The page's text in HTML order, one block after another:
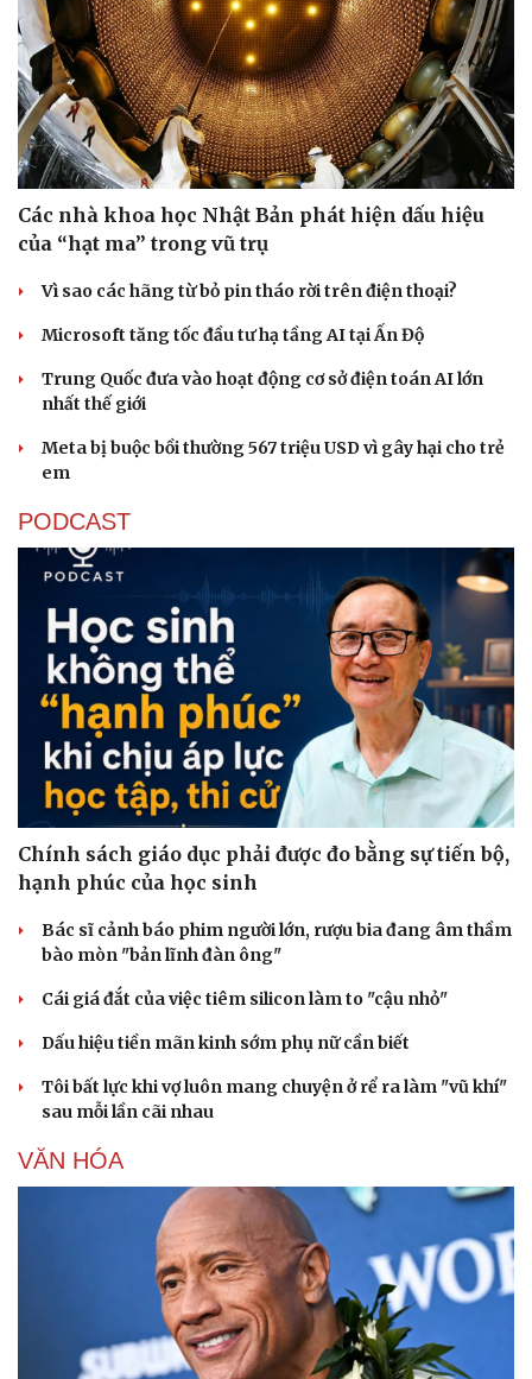
Văn hóa
Sân khấu - Điện ảnh
Văn học
Âm nhạc
Di sản
Giải trí
Nghệ sĩ
Thời trang
Sao Việt
Các nhà khoa học Nhật Bản phát hiện dấu hiệu
của “hạt ma” trong vũ trụ
Vì sao các hãng từ bỏ pin tháo rời trên điện thoại?
Microsoft tăng tốc đầu tư hạ tầng AI tại Ấn Độ
Trung Quốc đưa vào hoạt động cơ sở điện toán AI lớn
nhất thế giới
Meta bị buộc bồi thường 567 triệu USD vì gây hại cho trẻ
em
PODCAST
Chính sách giáo dục phải được đo bằng sự tiến bộ,
hạnh phúc của học sinh
Bác sĩ cảnh báo phim người lớn, rượu bia đang âm thầm
bào mòn "bản lĩnh đàn ông"
Cái giá đắt của việc tiêm silicon làm to "cậu nhỏ"
Dấu hiệu tiền mãn kinh sớm phụ nữ cần biết
Tôi bất lực khi vợ luôn mang chuyện ở rể ra làm "vũ khí"
sau mỗi lần cãi nhau
VĂN HÓA